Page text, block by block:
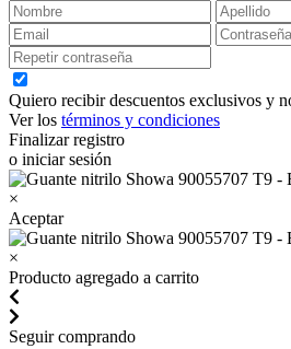
Quiero recibir descuentos exclusivos y
Ver los términos y condiciones
Finalizar registro
o iniciar sesión
×
Aceptar
×
Producto agregado a carrito
Seguir comprando